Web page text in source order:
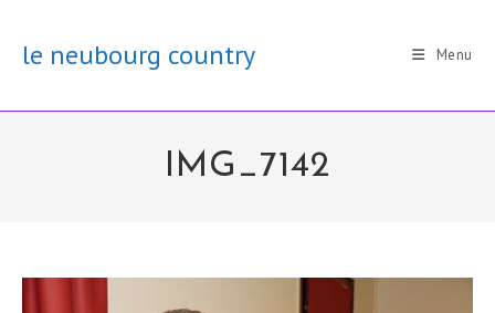
contentle neubourg country Menu
IMG_7142